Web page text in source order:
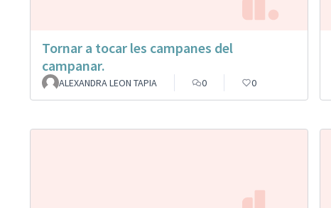
Tornar a tocar les campanes del
campanar.
ALEXANDRA LEON TAPIA 0 0